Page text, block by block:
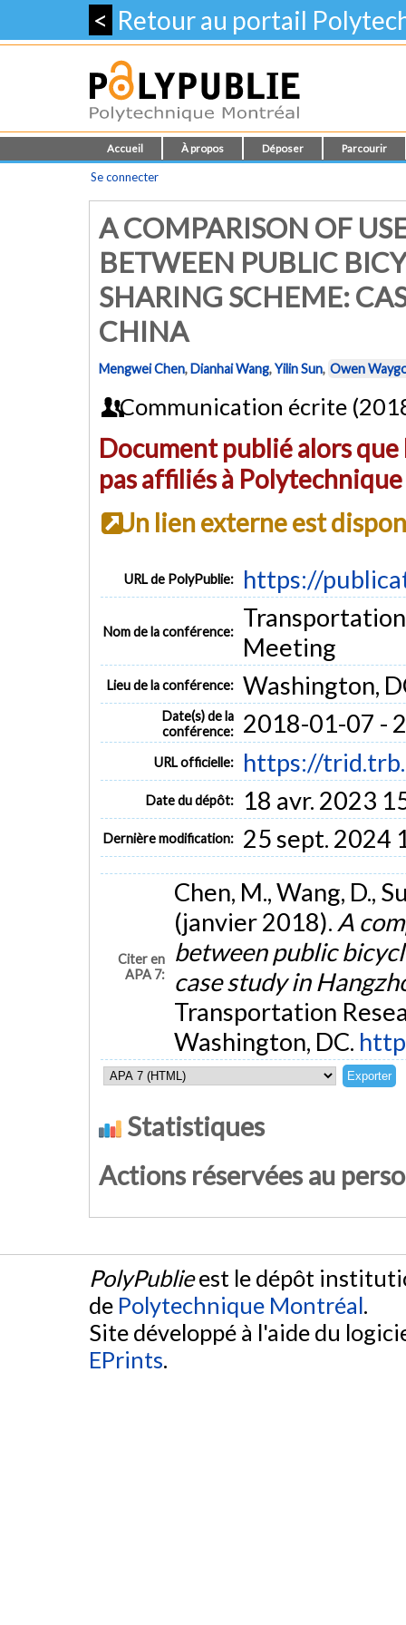
< Retour au portail
Accueil À propos Déposer Parcourir
Se connecter
A COMPARISON OF
BETWEEN PUBLIC
SHARING SCHEME:
CHINA
Mengwei Chen,Dianhai Wang,Yilin Sun, Owen
Communication écrite
Document publié alors
pas affiliés à
Un lien externe est
URL de PolyPublie: https://
Nom de la conférence:
Meeting
Lieu de la conférence: Washington,
Date(s) de la
conférence:
2018-01-07 -
URL officielle: https://
Date du dépôt: 18 avr. 2023
Dernière modification: 25 sept. 2024
Citer en
APA 7:
Chen, M., Wang, D.,
(janvier 2018). A
between public
case study in
Transportation
Washington, DC.
Statistiques
Actions réservées au
PolyPublieest le dépôt
de Polytechnique Montréal.
Site développé à l'aide du
EPrints.